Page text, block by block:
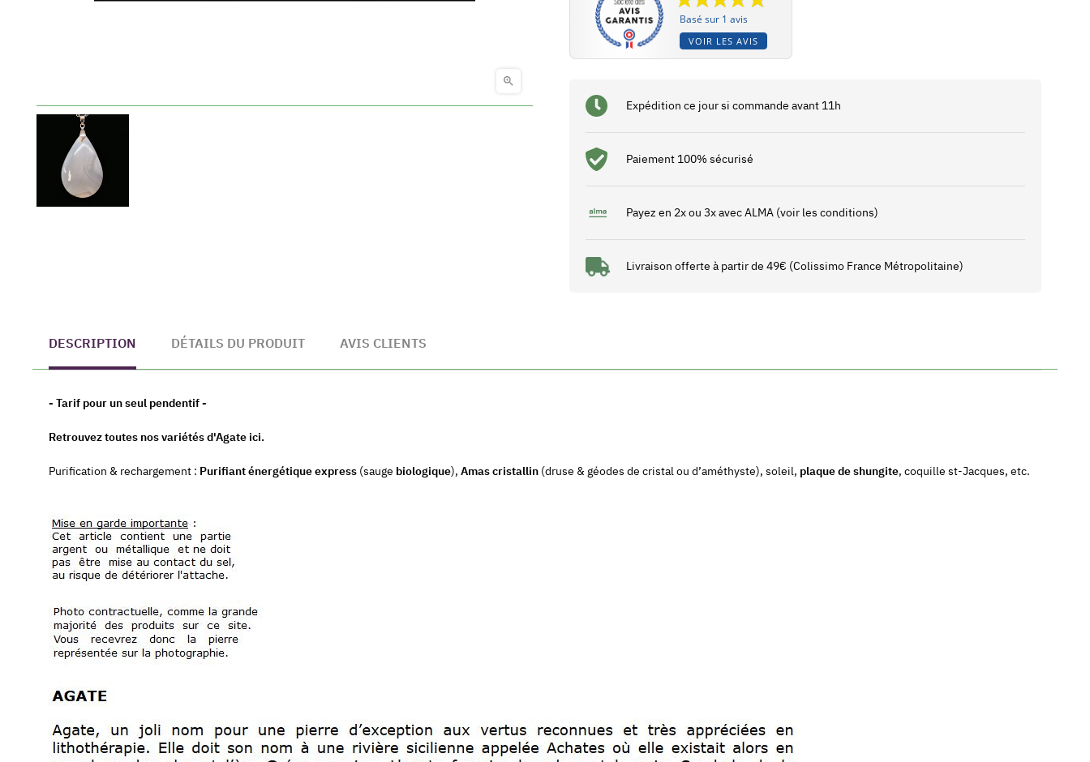

Basé sur 1 avis
VOIR LES AVIS
Expédition ce jour si commande avant 11h
Paiement 100% sécurisé
Payez en 2x ou 3x avec ALMA (voir les conditions)
Livraison offerte à partir de 49€ (Colissimo France Métropolitaine)
DESCRIPTION DÉTAILS DU PRODUIT AVIS CLIENTS
- Tarif pour un seul pendentif -
Retrouvez toutes nos variétés d'Agate ici.
Purification & rechargement : Purifiant énergétique express (sauge biologique), Amas cristallin (druse & géodes de cristal ou d’améthyste), soleil, plaque de shungite, coquille st-Jacques, etc.